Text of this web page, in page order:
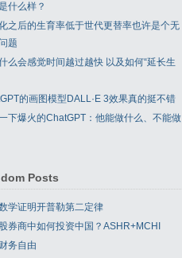
什么样？
之后的生育率低于世代更替率也许是个无
题
么会感觉时间越过越快 以及如何“延长生
的画图模型DALL·E 3效果真的挺不错
下爆火的ChatGPT：他能做什么、不能做
Posts
学证明开普勒第二定律
券商中如何投资中国？ASHR+MCHI
务自由